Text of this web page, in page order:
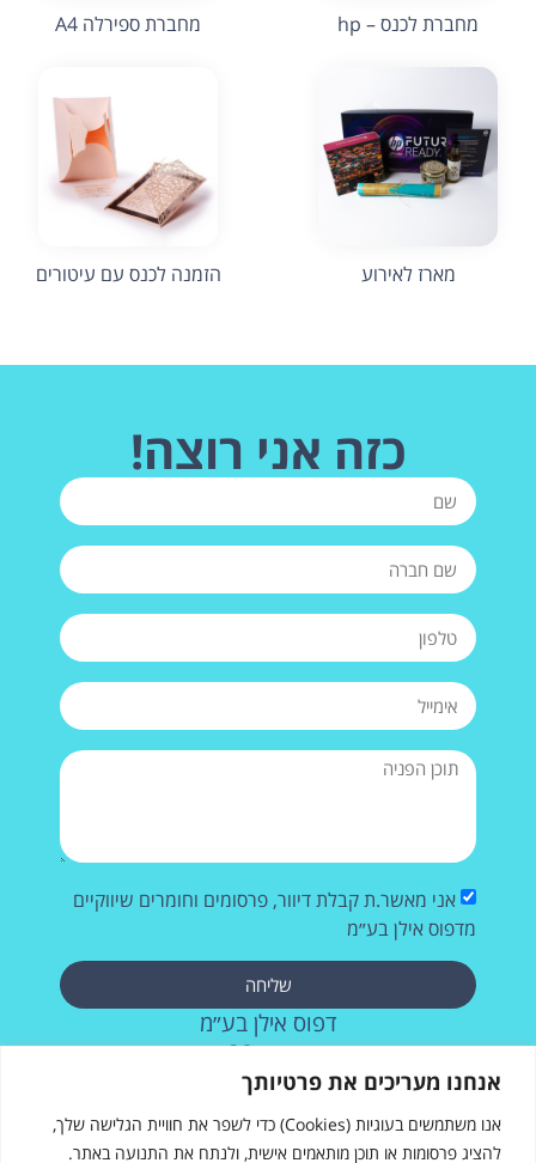
אנחנו מעריכים את פרטיותך
אנו משתמשים בעוגיות (Cookies) כדי לשפר את חוויית הגלישה שלך,
להציג פרסומות או תוכן מותאמים אישית, ולנתח את התנועה באתר.
מחברת לכנס – hp מחברת ספירלה A4
מארז לאירוע הזמנה לכנס עם עיטורים
כזה אני רוצה!
אני מאשר.ת קבלת דיוור, פרסומים וחומרים שיווקיים
מדפוס אילן בע״מ
שליחה
דפוס אילן בע״מ
רחוב העבודה 28, אשדוד
073-2572715